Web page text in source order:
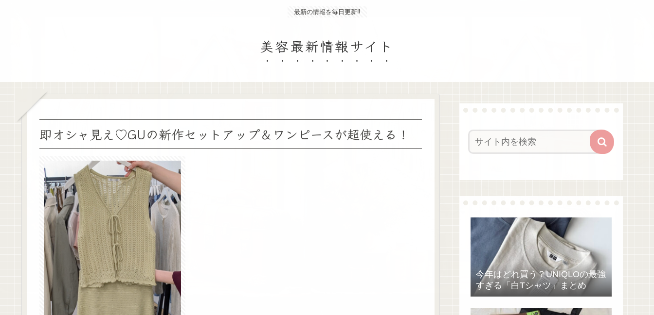
最新の情報を毎日更新‼
美容最新情報サイト
即オシャ見え♡GUの新作セットアップ＆ワンピースが超使える！
今年はどれ買う？UNIQLOの最強
すぎる「白Tシャツ」まとめ